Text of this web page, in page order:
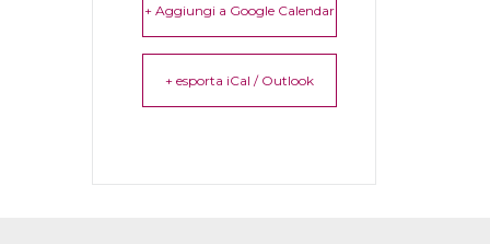
+ Aggiungi a Google Calendar
+ esporta iCal / Outlook